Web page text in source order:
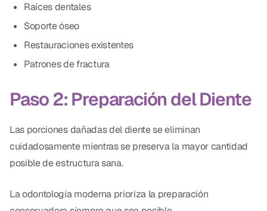
Raíces dentales
Soporte óseo
Restauraciones existentes
Patrones de fractura
Paso 2: Preparación del Diente
Las porciones dañadas del diente se eliminan
cuidadosamente mientras se preserva la mayor cantidad
posible de estructura sana.
La odontología moderna prioriza la preparación